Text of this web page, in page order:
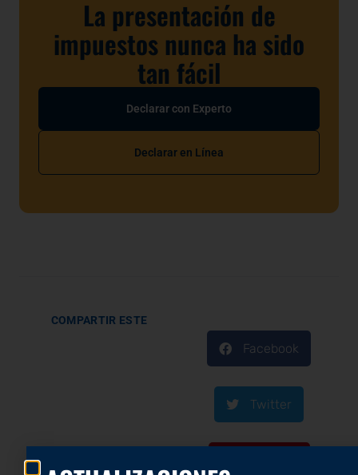
La presentación de
impuestos nunca ha sido
tan fácil
Declarar con Experto
Declarar en Línea
COMPARTIR ESTE
Facebook
Twitter